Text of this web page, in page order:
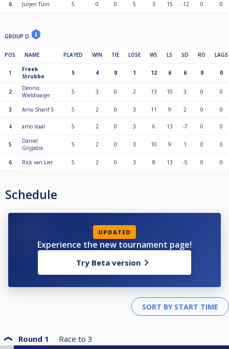
6 Jurjen Tuin 5 0 0 5 3 15 -12 0 0
GROUP D
POS NAME PLAYED WIN TIE LOSE WS LS SD RO LAGS
1
Freek
Strubbe
5 4 0 1 12 6 6 0 0
2
Dennis
Wieldraaijer
5 3 0 2 13 10 3 0 0
3 Arno Sharif S 5 2 0 3 11 9 2 0 0
4 arno staal 5 2 0 3 6 13 -7 0 0
5
Daniel
Grijpstra
5 2 0 3 10 9 1 0 0
6 Rick van Lier 5 2 0 3 8 13 -5 0 0
Schedule
UPDATED
Experience the new tournament page!
Try Beta version
Round 1 Race to 3